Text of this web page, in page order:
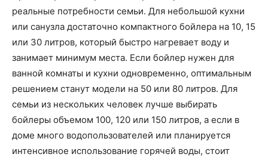
реальные потребности семьи. Для небольшой кухни
или санузла достаточно компактного бойлера на 10, 15
или 30 литров, который быстро нагревает воду и
занимает минимум места. Если бойлер нужен для
ванной комнаты и кухни одновременно, оптимальным
решением станут модели на 50 или 80 литров. Для
семьи из нескольких человек лучше выбирать
бойлеры объемом 100, 120 или 150 литров, а если в
доме много водопользователей или планируется
интенсивное использование горячей воды, стоит